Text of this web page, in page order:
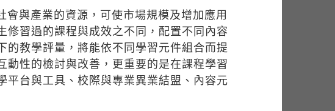
與產業的資源，可使市場規模及增加應用
習過的課程與成效之不同，配置不同內容
教學評量，將能依不同學習元件組合而提
性的檢討與改善，更重要的是在課程學習
台與工具、校際與專業異業結盟、內容元